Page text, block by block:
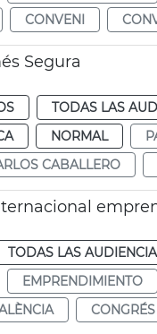
CONVENI
Segura
TODAS LAS
NORMAL
CABALLERO
TODAS LAS
EMPRENDIMIENTO